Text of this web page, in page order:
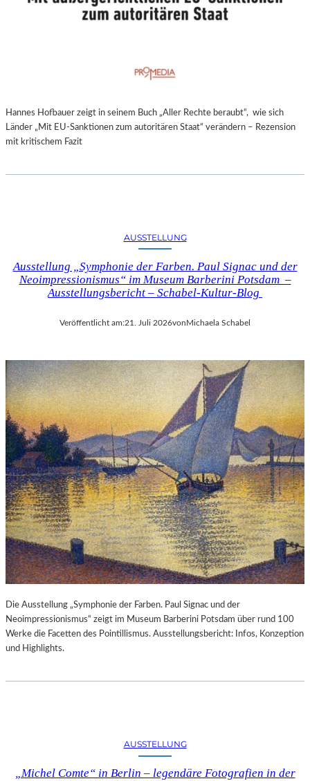
Hannes Hofbauer zeigt in seinem Buch „Aller Rechte beraubt“, wie sich
Länder „Mit EU-Sanktionen zum autoritären Staat“ verändern – Rezension
mit kritischem Fazit
AUSSTELLUNG
Ausstellung „Symphonie der Farben. Paul Signac und der
Neoimpressionismus“ im Museum Barberini Potsdam –
Ausstellungsbericht – Schabel-Kultur-Blog
Veröffentlicht am:21. Juli 2026vonMichaela Schabel
Die Ausstellung „Symphonie der Farben. Paul Signac und der
Neoimpressionismus“ zeigt im Museum Barberini Potsdam über rund 100
Werke die Facetten des Pointillismus. Ausstellungsbericht: Infos, Konzeption
und Highlights.
AUSSTELLUNG
„Michel Comte“ in Berlin – legendäre Fotografien in der